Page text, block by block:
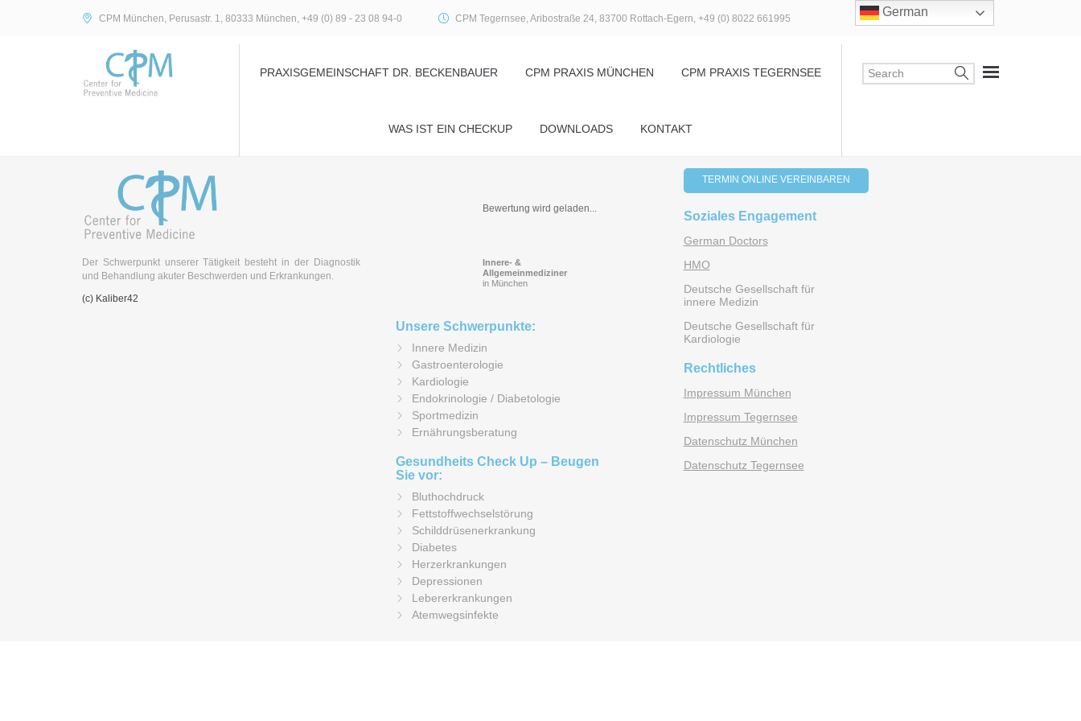
CPM München, Perusastr. 1, 80333 München, +49 (0) 89 - 23 08 94-0 CPM Tegernsee, Aribostraße 24, 83700 Rottach-Egern, +49 (0) 8022 661995
PRAXISGEMEINSCHAFT DR. BECKENBAUER CPM PRAXIS MÜNCHEN CPM PRAXIS TEGERNSEE
WAS IST EIN CHECKUP DOWNLOADS KONTAKT
Der Schwerpunkt unserer Tätigkeit besteht in der Diagnostik
und Behandlung akuter Beschwerden und Erkrankungen.
(c) Kaliber42
Bewertung wird geladen...
Innere- &
Allgemeinmediziner
in München
Unsere Schwerpunkte:
Innere Medizin
Gastroenterologie
Kardiologie
Endokrinologie / Diabetologie
Sportmedizin
Ernährungsberatung
Gesundheits Check Up – Beugen
Sie vor:
Bluthochdruck
Fettstoffwechselstörung
Schilddrüsenerkrankung
Diabetes
Herzerkrankungen
Depressionen
Lebererkrankungen
Atemwegsinfekte
TERMIN ONLINE VEREINBAREN
Soziales Engagement
German Doctors
HMO
Deutsche Gesellschaft für
innere Medizin
Deutsche Gesellschaft für
Kardiologie
Rechtliches
Impressum München
Impressum Tegernsee
Datenschutz München
Datenschutz Tegernsee
German